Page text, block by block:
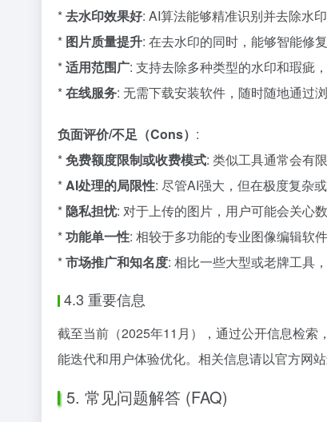
*去水印效果好: AI算法能够精准识别并去除水
* 图片质量提升: 在去水印的同时，能够智能修
*适用范围广: 支持去除多种类型的水印和瑕疵
*在线服务: 无需下载安装软件，随时随地通过
负面评价/不足（Cons） :
*免费额度限制或收费模式: 类似工具通常会有
*AI处理的局限性: 尽管AI强大，但在极度复杂
* 隐私担忧: 对于上传的图片，用户可能会关心
*功能单一性: 相较于多功能的专业图像编辑软
*市场推广和知名度: 相比一些大型或老牌工具
4.3 重要信息
截至当前（2025年11月），通过公开信息检
能迭代和用户体验优化。相关信息请以官方网站
5. 常见问题解答 (FAQ)